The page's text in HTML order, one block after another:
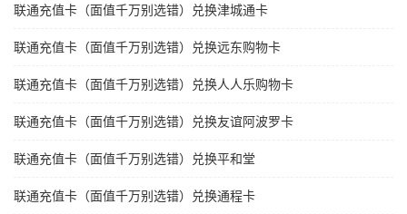
联通充值卡（面值千万别选错）兑换津城通卡
联通充值卡（面值千万别选错）兑换远东购物卡
联通充值卡（面值千万别选错）兑换人人乐购物卡
联通充值卡（面值千万别选错）兑换友谊阿波罗卡
联通充值卡（面值千万别选错）兑换平和堂
联通充值卡（面值千万别选错）兑换通程卡